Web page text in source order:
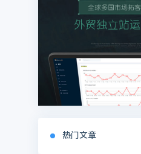
热门文章